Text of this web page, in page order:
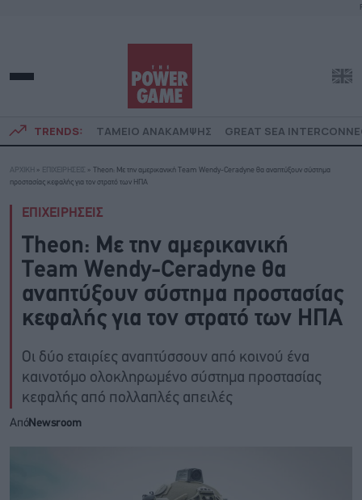
TRENDS: ΤΑΜΕΙΟ ΑΝΑΚΑΜΨΗΣ GREAT SEA
ΑΡΧΙΚΗ » ΕΠΙΧΕΙΡΗΣΕΙΣ »
Τheon: Mε την αμερικανική Τeam Wendy-Ceradyne θα αναπτύξουν σύστημα
προστασίας κεφαλής για τον στρατό των ΗΠΑ
ΕΠΙΧΕΙΡΗΣΕΙΣ
Τheon: Mε την αμερικανική
Τeam Wendy-Ceradyne θα
αναπτύξουν σύστημα προστασίας
κεφαλής για τον στρατό των ΗΠΑ
Oι δύο εταιρίες αναπτύσσουν από κοινού ένα
καινοτόμο ολοκληρωμένο σύστημα προστασίας
κεφαλής από πολλαπλές απειλές
ΑπόNewsroom